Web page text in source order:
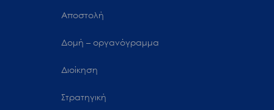
Αποστολή
Δομή – οργανόγραμμα
Διοίκηση
Στρατηγική